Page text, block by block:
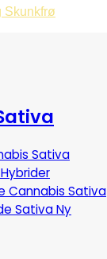
Skunkfrø
Sativa
Cannabis Sativa
Sativa